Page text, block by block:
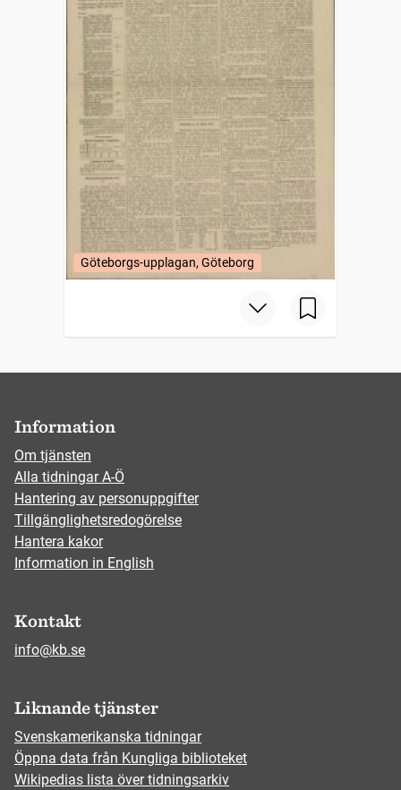
Göteborgs-upplagan, Göteborg
Information
Om tjänsten
Alla tidningar A-Ö
Hantering av personuppgifter
Tillgänglighetsredogörelse
Hantera kakor
Information in English
Kontakt
info@kb.se
Liknande tjänster
Svenskamerikanska tidningar
Öppna data från Kungliga biblioteket
Wikipedias lista över tidningsarkiv